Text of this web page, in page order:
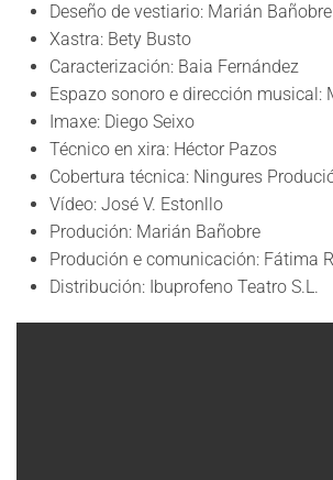
Deseño de vestiario: Marián Bañobre
Xastra: Bety Busto
Caracterización: Baia Fernández
Espazo sonoro e dirección musical:
Imaxe: Diego Seixo
Técnico en xira: Héctor Pazos
Cobertura técnica: Ningures
Vídeo: José V. Estonllo
Produción: Marián Bañobre
Produción e comunicación: Fátima
Distribución: Ibuprofeno Teatro S.L.